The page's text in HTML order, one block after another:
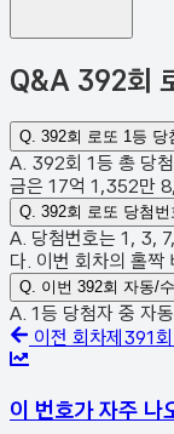
Q&A 392회
Q. 392회 로또 1등 당
A. 392회 1등 총 당
금은 17억 1,352만
Q. 392회 로또 당첨번
A. 당첨번호는 1, 3,
다. 이번 회차의 홀
Q. 이번 392회 자동/
A. 1등 당첨자 중 자
이전 회차제 391
이 번호가 자주 나